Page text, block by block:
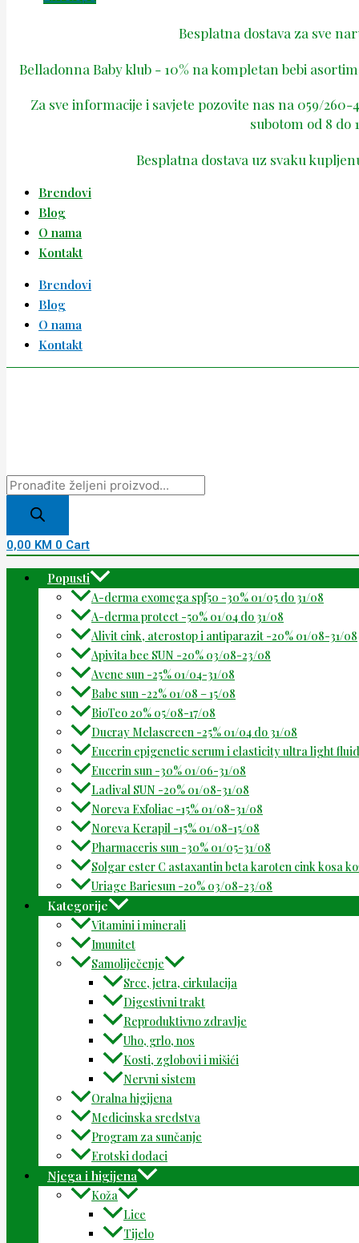
Besplatna dostava za sve
Belladonna Baby klub - 10% na kompletan bebi
Za sve informacije i savjete pozovite nas na 059/
subotom od 8 do
Besplatna dostava uz svaku
Brendovi
Blog
O nama
Kontakt
Brendovi
Blog
O nama
Kontakt
0,00 KM 0 Cart
Popusti
A-derma exomega spf50 -30% 01/05 do 31/08
A-derma protect -50% 01/04 do 31/08
Alivit cink, aterostop i antiparazit -20% 01/08-31/08
Apivita bee SUN -20% 03/08-23/08
Avene sun -25% 01/04-31/08
Babe sun -22% 01/08 – 15/08
BioTeo 20% 05/08-17/08
Ducray Melascreen -25% 01/04 do 31/08
Eucerin epigenetic serum i elasticity ultra light
Eucerin sun -30% 01/06-31/08
Ladival SUN -20% 01/08-31/08
Noreva Exfoliac -15% 01/08-31/08
Noreva Kerapil -15% 01/08-15/08
Pharmaceris sun -30% 01/05-31/08
Solgar ester C astaxantin beta karoten cink kosa
Uriage Bariesun -20% 03/08-23/08
Kategorije
Vitamini i minerali
Imunitet
Samoliječenje
Srce, jetra, cirkulacija
Digestivni trakt
Reproduktivno zdravlje
Uho, grlo, nos
Kosti, zglobovi i mišići
Nervni sistem
Oralna higijena
Medicinska sredstva
Program za sunčanje
Erotski dodaci
Njega i higijena
Koža
Lice
Tijelo